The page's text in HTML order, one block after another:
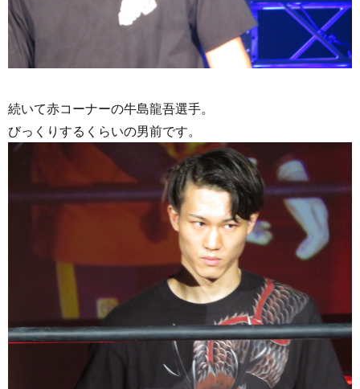
続いて赤コーナーの牛島龍吾選手。
びっくりするくらいの男前です。